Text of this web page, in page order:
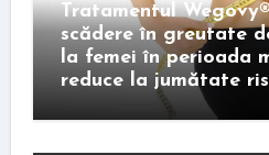
Tratamentul
scădere în greutate
la femei în perioada
reduce la jumătate